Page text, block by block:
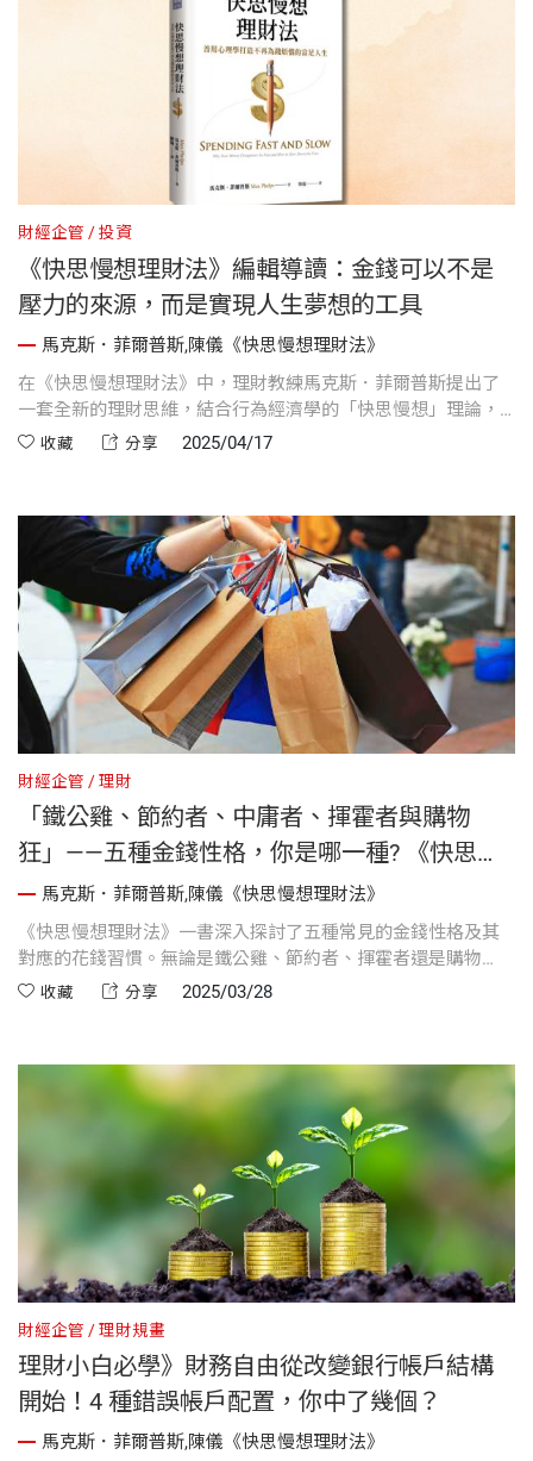
財經企管 投資
《快思慢想理財法》編輯導讀：金錢可以不是
壓力的來源，而是實現人生夢想的工具
馬克斯．菲爾普斯,陳儀《快思慢想理財法》
在《快思慢想理財法》中，理財教練馬克斯．菲爾普斯提出了
一套全新的理財思維，結合行為經濟學的「快思慢想」理論，
幫助你擺脫衝動消費與不理智決策。他建議透過設立多個帳
收藏 分享 2025/04/17
財經企管 理財
「鐵公雞、節約者、中庸者、揮霍者與購物
狂」——五種金錢性格，你是哪一種? 《快思慢
想理財法》
馬克斯．菲爾普斯,陳儀《快思慢想理財法》
《快思慢想理財法》一書深入探討了五種常見的金錢性格及其
對應的花錢習慣。無論是鐵公雞、節約者、揮霍者還是購物
狂，這些性格都能從快思慢想的理財方法中受益，方法各異，
收藏 分享 2025/03/28
財經企管 理財規畫
理財小白必學》財務自由從改變銀行帳戶結構
開始！4 種錯誤帳戶配置，你中了幾個？
馬克斯．菲爾普斯,陳儀《快思慢想理財法》